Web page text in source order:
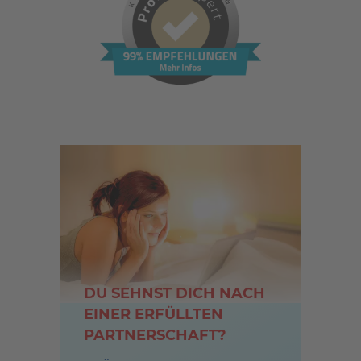
DU SEHNST DICH NACH
EINER ERFÜLLTEN
PARTNERSCHAFT?